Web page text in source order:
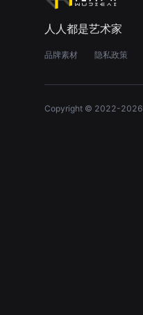
人人都是艺术家
品牌素材 隐私政策
Copyright © 2022-2026